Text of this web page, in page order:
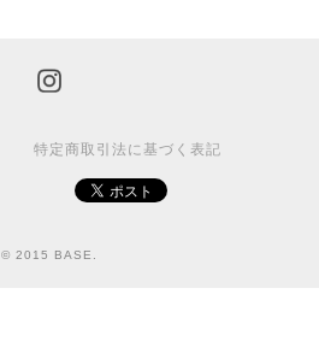
特定商取引法に基づく表記
© 2015 BASE.